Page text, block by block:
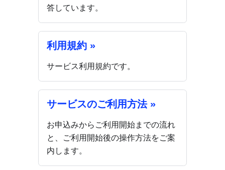
答しています。
利用規約 »
サービス利用規約です。
サービスのご利用方法 »
お申込みからご利用開始までの流れ
と、ご利用開始後の操作方法をご案
内します。